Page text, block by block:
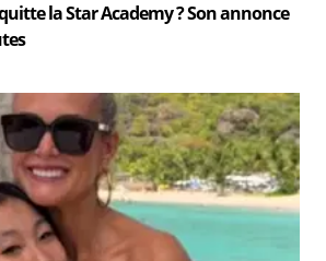
la Star Academy ? Son annonce